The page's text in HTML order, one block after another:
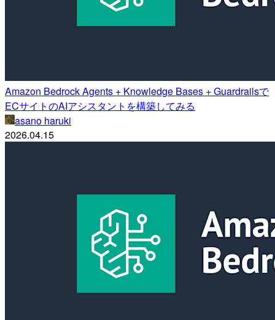
Amazon Bedrock Agents + Knowledge Bases + Guardrailsで
ECサイトのAIアシスタントを構築してみる
asano haruki
2026.04.15